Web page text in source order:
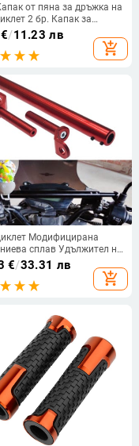
от пяна за дръжка на
2 бр. Капак за
на кормилото 2 бр.
лостове Мотоциклетни
мотоциклет, скутер,
€/11.23 лв
add_shopping_cart
Модифицирана
сплав Удължител на
Балансираща щанга
кола
скоба за
€/33.31 лв
add_shopping_cart